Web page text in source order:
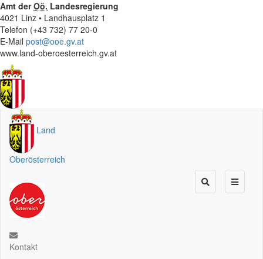
Amt derOö. Landesregierung
4021 Linz • Landhausplatz 1
Telefon (+43 732) 77 20-0
E-Mail post@ooe.gv.at
www.land-oberoesterreich.gv.at
Land
Oberösterreich
Kontakt